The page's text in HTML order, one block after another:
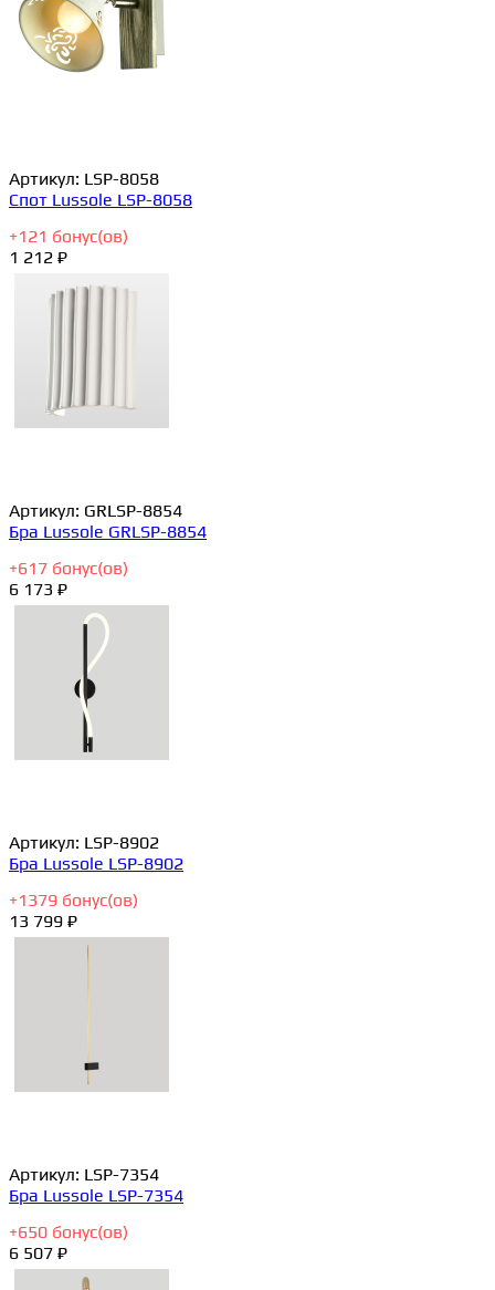
Артикул: LSP-8058
Спот Lussole LSP-8058
+121 бонус(ов)
1 212 ₽
Артикул: GRLSP-8854
Бра Lussole GRLSP-8854
+617 бонус(ов)
6 173 ₽
Артикул: LSP-8902
Бра Lussole LSP-8902
+1379 бонус(ов)
13 799 ₽
Артикул: LSP-7354
Бра Lussole LSP-7354
+650 бонус(ов)
6 507 ₽